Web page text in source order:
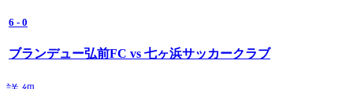
6 - 0
ブランデュー弘前FC vs 七ヶ浜サッカークラブ